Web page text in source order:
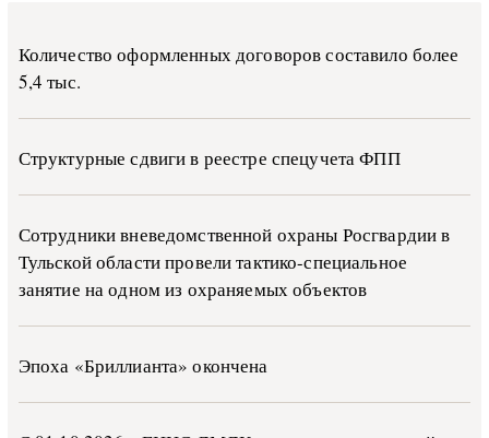
Количество оформленных договоров составило более
5,4 тыс.
Структурные сдвиги в реестре спецучета ФПП
Сотрудники вневедомственной охраны Росгвардии в
Тульской области провели тактико-специальное
занятие на одном из охраняемых объектов
Эпоха «Бриллианта» окончена